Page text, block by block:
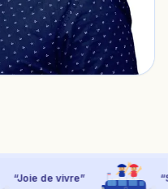
“Sacré bleu!”